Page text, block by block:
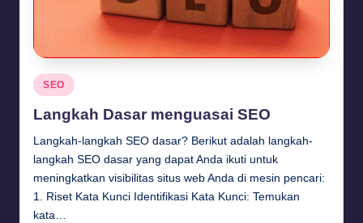
Posted
in
SEO
Langkah Dasar menguasai SEO
Langkah-langkah SEO dasar? Berikut adalah langkah-
langkah SEO dasar yang dapat Anda ikuti untuk
meningkatkan visibilitas situs web Anda di mesin pencari:
1. Riset Kata Kunci Identifikasi Kata Kunci: Temukan
kata…